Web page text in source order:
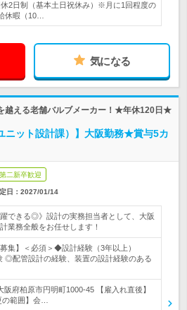
2日制（基本土日祝休み）※月に1回程度の
休暇（10…
気になる
越える老舗バルブメーカー！★年休120日★
ニット設計課）】大阪勤務★賞与5カ
第二新卒歓迎
日： 2027/01/14
躍できる◎》設計の実務担当者として、大阪
業務全般をお任せします！
集】＜必須＞◆設計経験（3年以上）
◎配管設計の経験、装置の設計経験のある
阪府柏原市円明町1000-45 【雇入れ直後】
の範囲】会…